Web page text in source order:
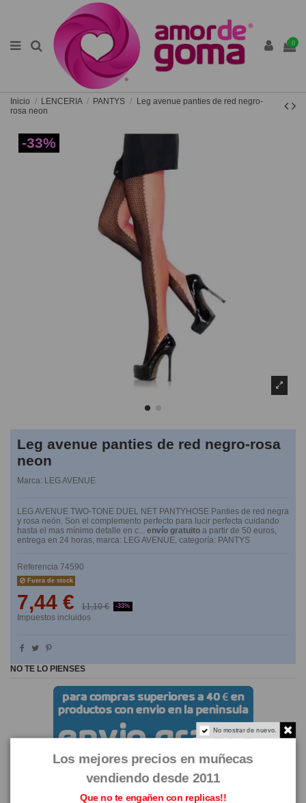
0
Inicio LENCERIA PANTYS
Leg avenue panties de red negro-
rosa neon
-33%
Leg avenue panties de red negro-rosa
neon
Marca: LEG AVENUE
LEG AVENUE TWO-TONE DUEL NET PANTYHOSE Panties de red negra
y rosa neón. Son el complemento perfecto para lucir perfecta cuidando
hasta el mas mínimo detalle en c... envío gratuito a partir de 50 euros,
entrega en 24 horas, marca: LEG AVENUE, categoría: PANTYS
Referencia 74590
Fuera de stock
7,44 € 11,10 € -33%
Impuestos incluidos
NO TE LO PIENSES
No mostrar de nuevo.
Los mejores precios en muñecas
vendiendo desde 2011
Que no te engañen con replicas!!